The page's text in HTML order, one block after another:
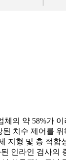
의 약 58%가
치수 제어를
지형 및 층 적
인라인 검사의